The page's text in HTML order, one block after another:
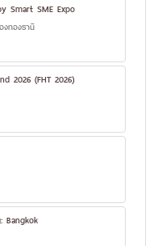
Smart SME Expo
งทองธานี
2026 (FHT 2026)
Bangkok